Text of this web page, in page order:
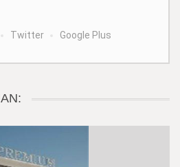
Twitter Google Plus